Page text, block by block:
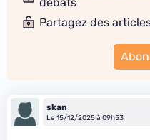
Partagez des
skan
Le 15/12/2025 à 09h53